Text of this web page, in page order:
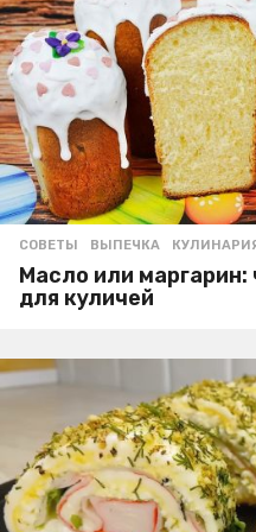
СОВЕТЫ ВЫПЕЧКА ,
Масло или маргарин:
для куличей